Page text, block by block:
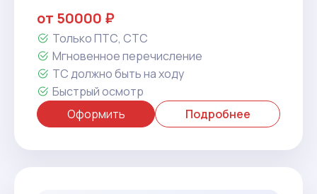
от 50000 ₽
Только ПТС, СТС
Мгновенное перечисление
ТС должно быть на ходу
Быстрый осмотр
Оформить
Подробнее